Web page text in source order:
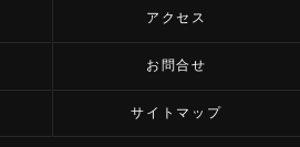
アクセス
お問合せ
サイトマップ